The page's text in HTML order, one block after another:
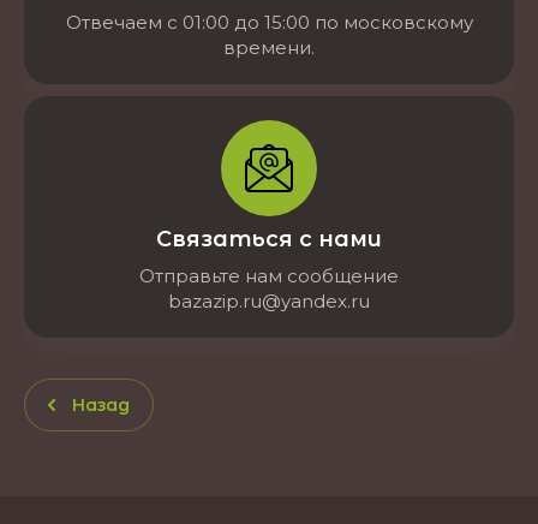
Отвечаем с 01:00 до 15:00 по московскому
времени.
Связаться с нами
Отправьте нам сообщение
bazazip.ru@yandex.ru
Назад